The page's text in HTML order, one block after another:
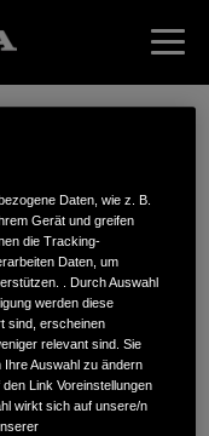
Daten, wie z. B.
Gerät und greifen
die Tracking-
Daten, um
. Durch Auswahl
werden diese
sind, erscheinen
relevant sind. Sie
Auswahl zu ändern
Link Voreinstellungen
wirkt sich auf unsere/n